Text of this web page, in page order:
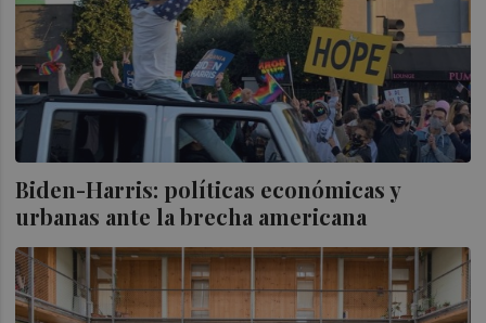
Biden-Harris: políticas económicas y
urbanas ante la brecha americana